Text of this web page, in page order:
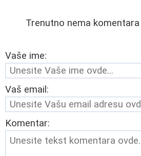
Trenutno nema
Vaše ime:
Vaš email:
Komentar: